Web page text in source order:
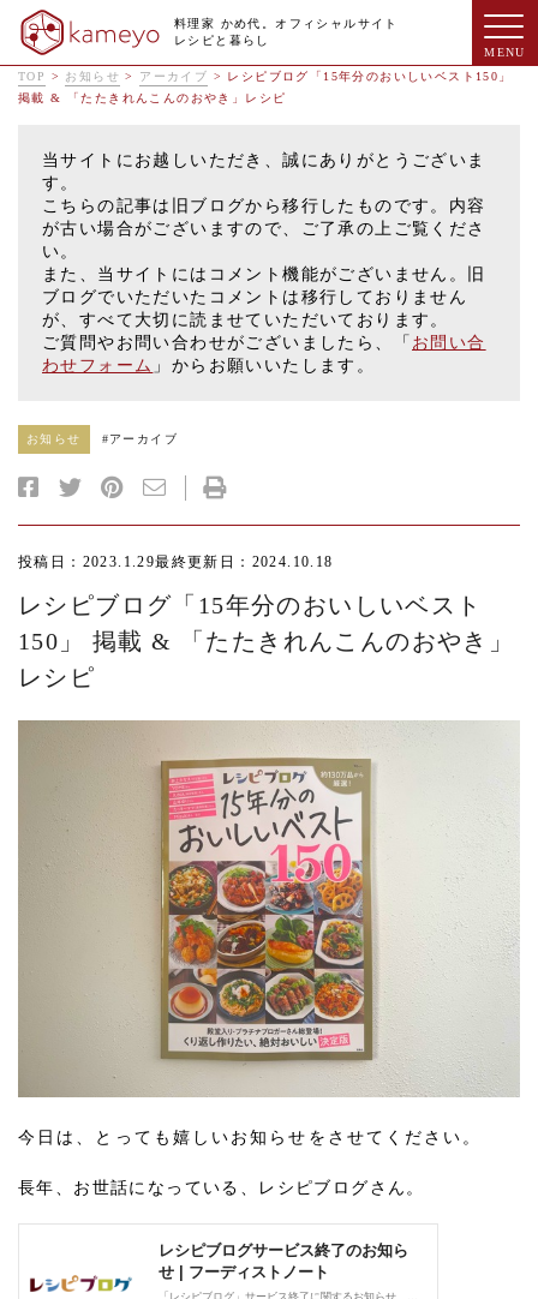
料理家 かめ代。オフィシャルサイト
レシピと暮らし
TOP > お知らせ > アーカイブ > レシピブログ「15年分のおいしいベスト150」
掲載 & 「たたきれんこんのおやき」レシピ
当サイトにお越しいただき、誠にありがとうございま
す。
こちらの記事は旧ブログから移行したものです。内容
が古い場合がございますので、ご了承の上ご覧くださ
い。
また、当サイトにはコメント機能がございません。旧
ブログでいただいたコメントは移行しておりません
が、すべて大切に読ませていただいております。
ご質問やお問い合わせがございましたら、「 お問い合
わせフォーム 」からお願いいたします。
お知らせ #アーカイブ
投稿日：2023.1.29最終更新日：2024.10.18
レシピブログ「15年分のおいしいベスト
150」 掲載 & 「たたきれんこんのおやき」
レシピ
今日は、とっても嬉しいお知らせをさせてください。
長年、お世話になっている、レシピブログさん。